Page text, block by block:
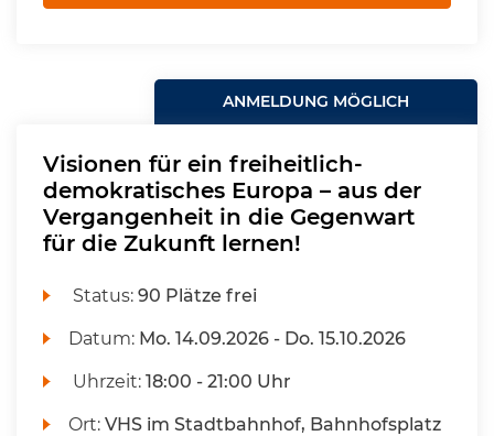
ANMELDUNG MÖGLICH
Visionen für ein freiheitlich-
demokratisches Europa – aus der
Vergangenheit in die Gegenwart
für die Zukunft lernen!
Status:90 Plätze frei
Datum: Mo. 14.09.2026 - Do. 15.10.2026
Uhrzeit:18:00 - 21:00 Uhr
Ort:VHS im Stadtbahnhof, Bahnhofsplatz